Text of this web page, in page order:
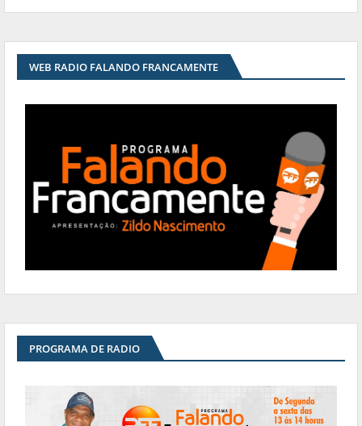
WEB RADIO FALANDO FRANCAMENTE
PROGRAMA DE RADIO